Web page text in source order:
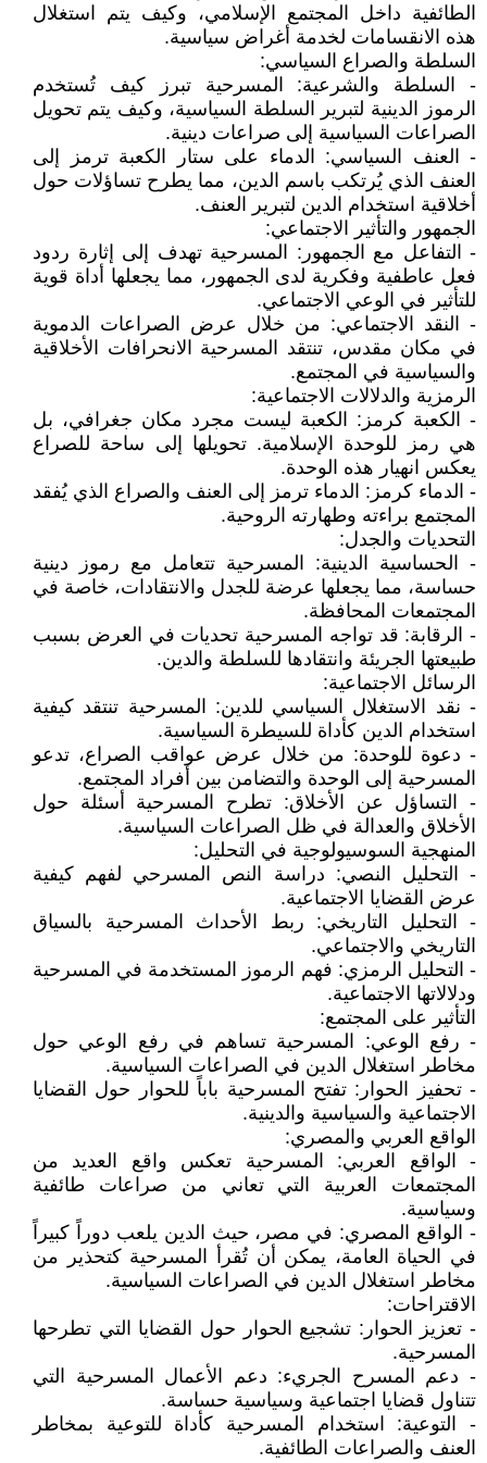
الطائفية داخل المجتمع الإسلامي، وكيف يتم استغلال
هذه الانقسامات لخدمة أغراض سياسية.
السلطة والصراع السياسي:
- السلطة والشرعية: المسرحية تبرز كيف تُستخدم
الرموز الدينية لتبرير السلطة السياسية، وكيف يتم تحويل
الصراعات السياسية إلى صراعات دينية.
- العنف السياسي: الدماء على ستار الكعبة ترمز إلى
العنف الذي يُرتكب باسم الدين، مما يطرح تساؤلات حول
أخلاقية استخدام الدين لتبرير العنف.
الجمهور والتأثير الاجتماعي:
- التفاعل مع الجمهور: المسرحية تهدف إلى إثارة ردود
فعل عاطفية وفكرية لدى الجمهور، مما يجعلها أداة قوية
للتأثير في الوعي الاجتماعي.
- النقد الاجتماعي: من خلال عرض الصراعات الدموية
في مكان مقدس، تنتقد المسرحية الانحرافات الأخلاقية
والسياسية في المجتمع.
الرمزية والدلالات الاجتماعية:
- الكعبة كرمز: الكعبة ليست مجرد مكان جغرافي، بل
هي رمز للوحدة الإسلامية. تحويلها إلى ساحة للصراع
يعكس انهيار هذه الوحدة.
- الدماء كرمز: الدماء ترمز إلى العنف والصراع الذي يُفقد
المجتمع براءته وطهارته الروحية.
التحديات والجدل:
- الحساسية الدينية: المسرحية تتعامل مع رموز دينية
حساسة، مما يجعلها عرضة للجدل والانتقادات، خاصة في
المجتمعات المحافظة.
- الرقابة: قد تواجه المسرحية تحديات في العرض بسبب
طبيعتها الجريئة وانتقادها للسلطة والدين.
الرسائل الاجتماعية:
- نقد الاستغلال السياسي للدين: المسرحية تنتقد كيفية
استخدام الدين كأداة للسيطرة السياسية.
- دعوة للوحدة: من خلال عرض عواقب الصراع، تدعو
المسرحية إلى الوحدة والتضامن بين أفراد المجتمع.
- التساؤل عن الأخلاق: تطرح المسرحية أسئلة حول
الأخلاق والعدالة في ظل الصراعات السياسية.
المنهجية السوسيولوجية في التحليل:
- التحليل النصي: دراسة النص المسرحي لفهم كيفية
عرض القضايا الاجتماعية.
- التحليل التاريخي: ربط الأحداث المسرحية بالسياق
التاريخي والاجتماعي.
- التحليل الرمزي: فهم الرموز المستخدمة في المسرحية
ودلالاتها الاجتماعية.
التأثير على المجتمع:
- رفع الوعي: المسرحية تساهم في رفع الوعي حول
مخاطر استغلال الدين في الصراعات السياسية.
- تحفيز الحوار: تفتح المسرحية باباً للحوار حول القضايا
الاجتماعية والسياسية والدينية.
الواقع العربي والمصري:
- الواقع العربي: المسرحية تعكس واقع العديد من
المجتمعات العربية التي تعاني من صراعات طائفية
وسياسية.
- الواقع المصري: في مصر، حيث الدين يلعب دوراً كبيراً
في الحياة العامة، يمكن أن تُقرأ المسرحية كتحذير من
مخاطر استغلال الدين في الصراعات السياسية.
الاقتراحات:
- تعزيز الحوار: تشجيع الحوار حول القضايا التي تطرحها
المسرحية.
- دعم المسرح الجريء: دعم الأعمال المسرحية التي
تتناول قضايا اجتماعية وسياسية حساسة.
- التوعية: استخدام المسرحية كأداة للتوعية بمخاطر
العنف والصراعات الطائفية.